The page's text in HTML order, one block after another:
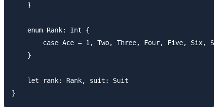
    }
    enum Rank: Int {
case Ace = 1, Two, Three, Four, Five, Six,
    }
    let rank: Rank, suit: Suit